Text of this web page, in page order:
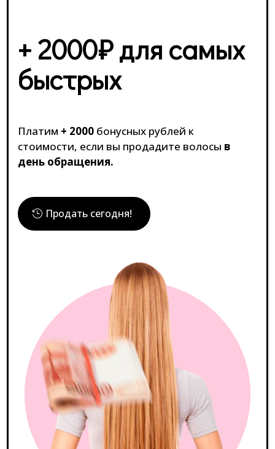
+ 2000₽ для самых
быстрых
Платим + 2000 бонусных рублей к
стоимости, если вы продадите волосы в
день обращения.
Продать сегодня!